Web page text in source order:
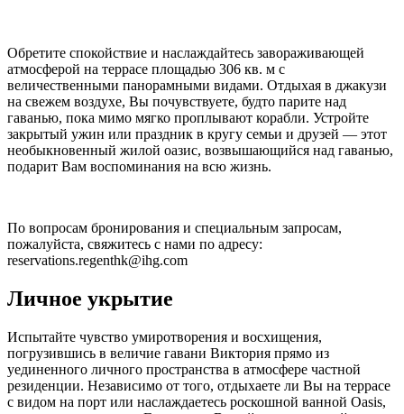
Обретите спокойствие и наслаждайтесь завораживающей
атмосферой на террасе площадью 306 кв. м с
величественными панорамными видами. Отдыхая в джакузи
на свежем воздухе, Вы почувствуете, будто парите над
гаванью, пока мимо мягко проплывают корабли. Устройте
закрытый ужин или праздник в кругу семьи и друзей — этот
необыкновенный жилой оазис, возвышающийся над гаванью,
подарит Вам воспоминания на всю жизнь.
По вопросам бронирования и специальным запросам,
пожалуйста, свяжитесь с нами по адресу:
reservations.regenthk@ihg.com
Личное укрытие
Испытайте чувство умиротворения и восхищения,
погрузившись в величие гавани Виктория прямо из
уединенного личного пространства в атмосфере частной
резиденции. Независимо от того, отдыхаете ли Вы на террасе
с видом на порт или наслаждаетесь роскошной ванной Oasis,